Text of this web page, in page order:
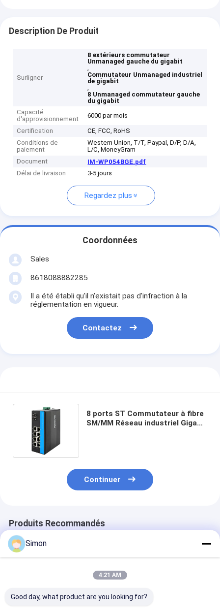
Description De Produit
Surligner
8 extérieurs commutateur
Unmanaged gauche du gigabit
,
Commutateur Unmanaged industriel
de gigabit
,
8 Unmanaged commutateur gauche
du gigabit
Capacité
d'approvisionnement
6000 par mois
Certification
CE, FCC, RoHS
Conditions de
paiement
Western Union, T/T, Paypal, D/P, D/A,
L/C, MoneyGram
Document
IM-WP054BGE.pdf
Délai de livraison
3-5 jours
Regardez plus
Coordonnées
Sales
8618088882285
Il a été établi qu'il n'existait pas d'infraction à la
réglementation en vigueur.
Contactez
8 ports ST Commutateur à fibre
SM/MM Réseau industriel Gigabit
Continuer
Produits Recommandés
Simon
4:21 AM
Good day, what product are you looking for?